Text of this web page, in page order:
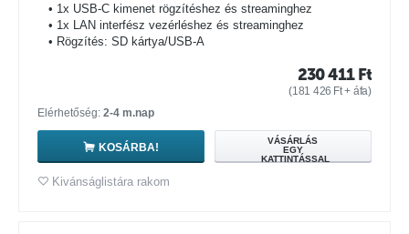
• 1x USB-C kimenet rögzítéshez és streaminghez
• 1x LAN interfész vezérléshez és streaminghez
• Rögzítés: SD kártya/USB-A
230 411 Ft
(181 426 Ft+ áfa)
Elérhetőség: 2-4 m.nap
KOSÁRBA!
VÁSÁRLÁS
EGY
KATTINTÁSSAL
Kivánságlistára rakom